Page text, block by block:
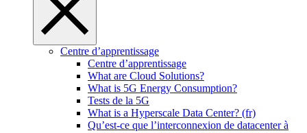
Centre d’apprentissage
Centre d’apprentissage
What are Cloud Solutions?
What is 5G Energy Consumption?
Tests de la 5G
What is a Hyperscale Data Center? (fr)
Qu’est-ce que l’interconnexion de datacenter à